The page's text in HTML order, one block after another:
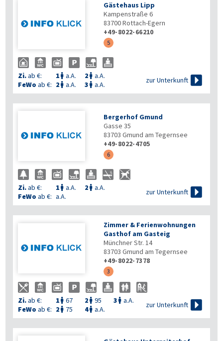
Gästehaus Lipp
Kampenstraße 6
83700Rottach-Egern
+49-8022-66210
5
Zi.ab €: 1  a.A. 2  a.A.
FeWo ab €: 2  a.A. 3  a.A.
zur Unterkunft 
Bergerhof Gmund
Gasse 35
83703 Gmund am Tegernsee
+49-8022-4705
6
Zi.ab €: 1  a.A. 2  a.A.
FeWo ab €: a.A.
zur Unterkunft 
Zimmer & Ferienwohnungen
Gasthof am Gasteig
Münchner Str. 14
83703 Gmund am Tegernsee
+49-8022-7378
3
Zi.ab €: 1  67 2  95 3  a.A.
FeWo ab €: 2  75 4 a.A.
zur Unterkunft 